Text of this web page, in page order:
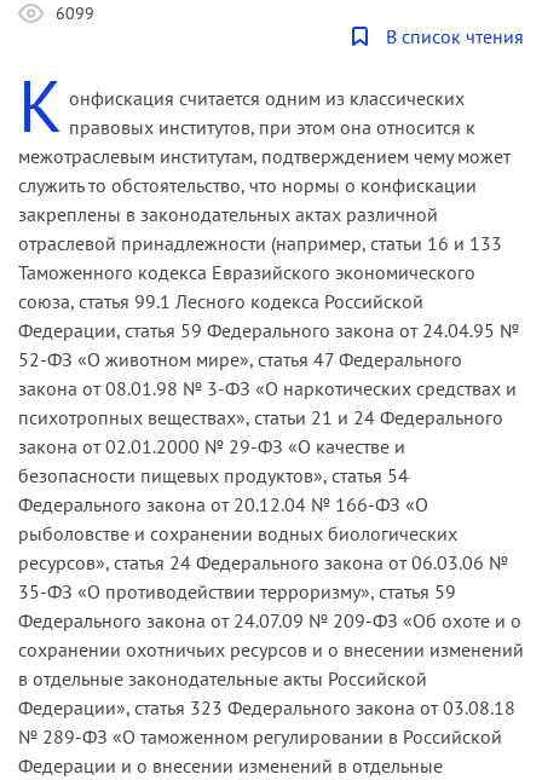
6099
В список чтения
К онфискация считается одним из классических
правовых институтов, при этом она относится к
межотраслевым институтам, подтверждением чему может
служить то обстоятельство, что нормы о конфискации
закреплены в законодательных актах различной
отраслевой принадлежности (например, статьи 16 и 133
Таможенного кодекса Евразийского экономического
союза, статья 99.1 Лесного кодекса Российской
Федерации, статья 59 Федерального закона от 24.04.95 №
52-ФЗ «О животном мире», статья 47 Федерального
закона от 08.01.98 № 3-ФЗ «О наркотических средствах и
психотропных веществах», статьи 21 и 24 Федерального
закона от 02.01.2000 № 29-ФЗ «О качестве и
безопасности пищевых продуктов», статья 54
Федерального закона от 20.12.04 № 166-ФЗ «О
рыболовстве и сохранении водных биологических
ресурсов», статья 24 Федерального закона от 06.03.06 №
35-ФЗ «О противодействии терроризму», статья 59
Федерального закона от 24.07.09 № 209-ФЗ «Об охоте и о
сохранении охотничьих ресурсов и о внесении изменений
в отдельные законодательные акты Российской
Федерации», статья 323 Федерального закона от 03.08.18
№ 289-ФЗ «О таможенном регулировании в Российской
Федерации и о внесении изменений в отдельные